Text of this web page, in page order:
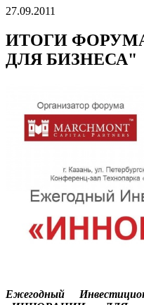
27.09.2011
ИТОГИ
ДЛЯ БИЗНЕСА"
Ежегодный